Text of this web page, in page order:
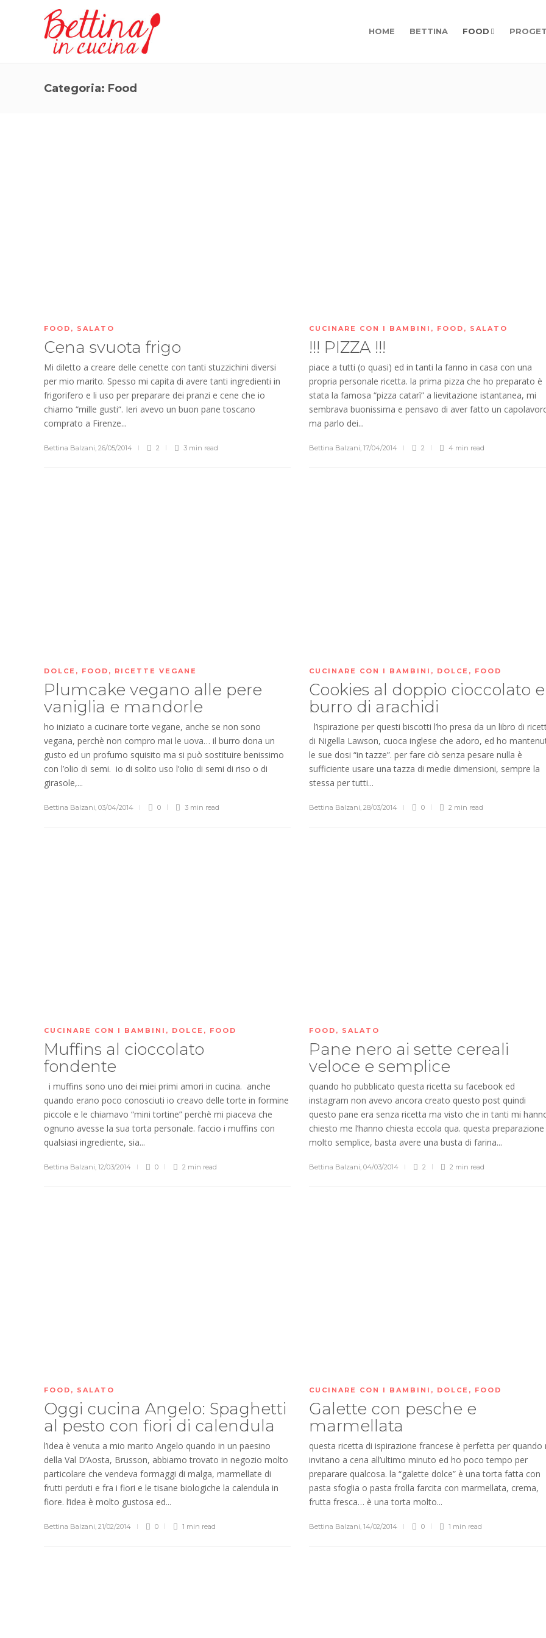
HOME BETTINA FOOD
Categoria: Food
FOOD , SALATO
Cena svuota frigo
Mi diletto a creare delle cenette con tanti stuzzichini diversi
per mio marito. Spesso mi capita di avere tanti ingredienti in
frigorifero e li uso per preparare dei pranzi e cene che io
chiamo “mille gusti“. Ieri avevo un buon pane toscano
comprato a Firenze...
Bettina Balzani, 26/05/2014 2 3 min read
CUCINARE CON I BAMBINI , FOOD , SALATO
!!! PIZZA !!!
piace a tutti (o quasi) ed in tanti la fanno in casa con una
propria personale ricetta. la prima pizza che ho preparato è
stata la famosa “pizza catarì” a lievitazione istantanea, mi
sembrava buonissima e pensavo di aver fatto un
ma parlo dei...
Bettina Balzani, 17/04/2014 2 4 min read
DOLCE , FOOD , RICETTE VEGANE
Plumcake vegano alle pere
vaniglia e mandorle
ho iniziato a cucinare torte vegane, anche se non sono
vegana, perchè non compro mai le uova… il burro dona un
gusto ed un profumo squisito ma si può sostituire benissimo
con l’olio di semi. io di solito uso l’olio di semi di riso o di
girasole,...
Bettina Balzani 03/04/2014 0 3 min read
CUCINARE CON I BAMBINI , DOLCE , FOOD
Cookies al doppio cioccolato e
burro di arachidi
l’ispirazione per questi biscotti l’ho presa da un libro di
di Nigella Lawson, cuoca inglese che adoro, ed ho
le sue dosi “in tazze”. per fare ciò senza pesare nulla è
sufficiente usare una tazza di medie dimensioni, sempre la
stessa per tutti...
Bettina Balzani 28/03/2014 0 2 min read
CUCINARE CON I BAMBINI , DOLCE , FOOD
Muffins al cioccolato
fondente
i muffins sono uno dei miei primi amori in cucina. anche
quando erano poco conosciuti io creavo delle torte in formine
piccole e le chiamavo “mini tortine” perchè mi piaceva che
ognuno avesse la sua torta personale. faccio i muffins con
qualsiasi ingrediente, sia...
Bettina Balzani 12/03/2014 0 2 min read
FOOD , SALATO
Pane nero ai sette cereali
veloce e semplice
quando ho pubblicato questa ricetta su facebook ed
instagram non avevo ancora creato questo post quindi
questo pane era senza ricetta ma visto che in tanti mi
chiesto me l’hanno chiesta eccola qua. questa preparazione
molto semplice, basta avere una busta di farina...
Bettina Balzani 04/03/2014 2 2 min read
FOOD , SALATO
Oggi cucina Angelo: Spaghetti
al pesto con fiori di calendula
l’idea è venuta a mio marito Angelo quando in un paesino
della Val D’Aosta, Brusson, abbiamo trovato in negozio molto
particolare che vendeva formaggi di malga, marmellate di
frutti perduti e fra i fiori e le tisane biologiche la calendula in
fiore. l’idea è molto gustosa ed...
Bettina Balzani 21/02/2014 0 1 min read
CUCINARE CON I BAMBINI , DOLCE , FOOD
Galette con pesche e
marmellata
questa ricetta di ispirazione francese è perfetta per quando
invitano a cena all’ultimo minuto ed ho poco tempo per
preparare qualcosa. la “galette dolce” è una torta fatta con
pasta sfoglia o pasta frolla farcita con marmellata, crema,
frutta fresca… è una torta molto...
Bettina Balzani 14/02/2014 0 1 min read